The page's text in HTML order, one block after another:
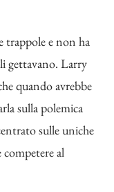
trappole e non ha
gettavano. Larry
quando avrebbe
sulla polemica
sulle uniche
competere al